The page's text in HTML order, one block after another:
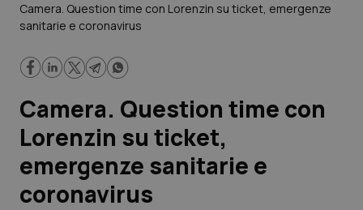
Governo e Parlamento
Regioni e Asl
Lavoro e Professioni
Scienza e Farmaci
Studi e Analisi
Camera. Question time con Lorenzin su ticket, emergenze
sanitarie e coronavirus
Camera. Question time con
Lorenzin su ticket,
emergenze sanitarie e
coronavirus